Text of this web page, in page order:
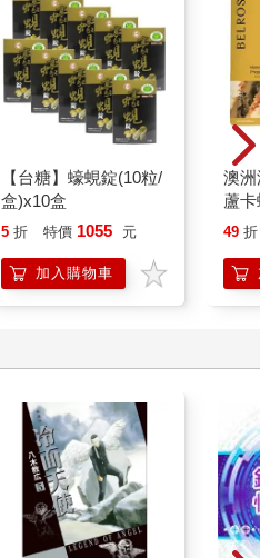
【台糖】蠔蜆錠(10粒/
盒)x10盒
5 折 特價 1055 元
加入購物車
澳洲
蘆
入
49 折